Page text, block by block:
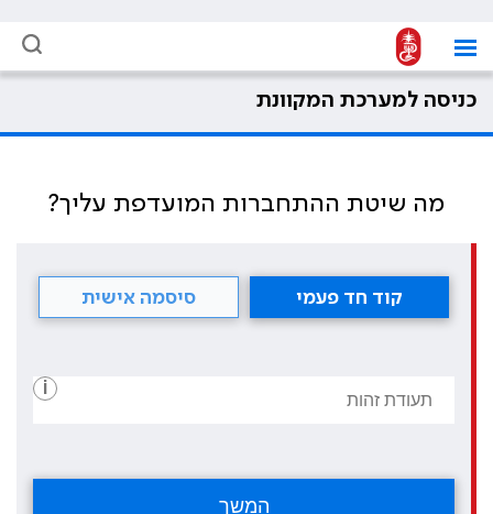
כניסה למערכת המקוונת
מה שיטת ההתחברות המועדפת עליך?
קוד חד פעמי סיסמה אישית
i